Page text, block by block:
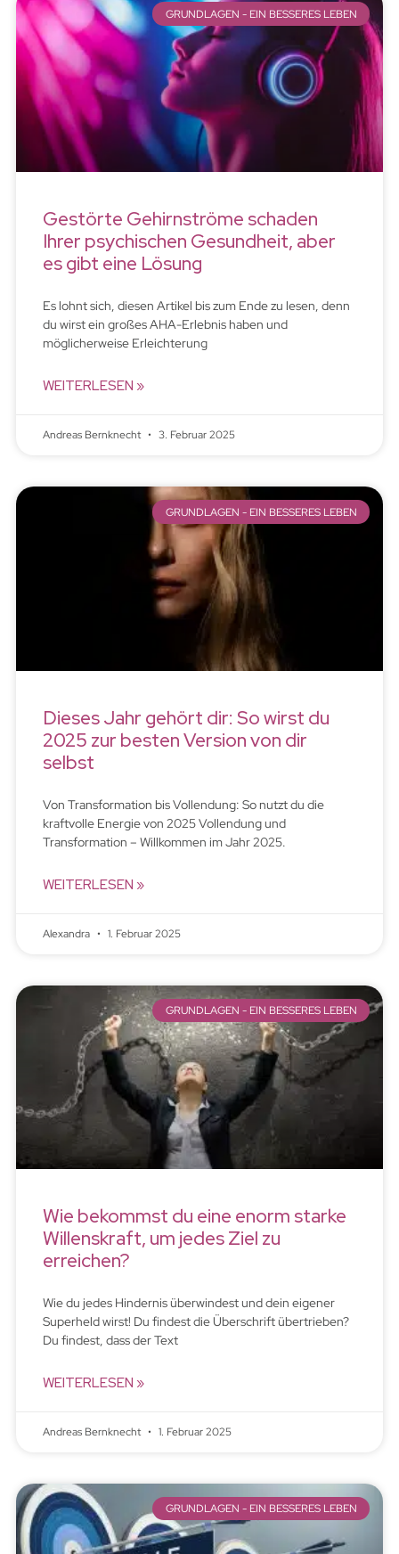
GRUNDLAGEN - EIN BESSERES LEBEN
Gestörte Gehirnströme schaden
Ihrer psychischen Gesundheit, aber
es gibt eine Lösung
Es lohnt sich, diesen Artikel bis zum Ende zu lesen, denn
du wirst ein großes AHA-Erlebnis haben und
möglicherweise Erleichterung
WEITERLESEN »
Andreas Bernknecht 3. Februar 2025
GRUNDLAGEN - EIN BESSERES LEBEN
Dieses Jahr gehört dir: So wirst du
2025 zur besten Version von dir
selbst
Von Transformation bis Vollendung: So nutzt du die
kraftvolle Energie von 2025 Vollendung und
Transformation – Willkommen im Jahr 2025.
WEITERLESEN »
Alexandra 1. Februar 2025
GRUNDLAGEN - EIN BESSERES LEBEN
Wie bekommst du eine enorm starke
Willenskraft, um jedes Ziel zu
erreichen?
Wie du jedes Hindernis überwindest und dein eigener
Superheld wirst! Du findest die Überschrift übertrieben?
Du findest, dass der Text
WEITERLESEN »
Andreas Bernknecht 1. Februar 2025
GRUNDLAGEN - EIN BESSERES LEBEN